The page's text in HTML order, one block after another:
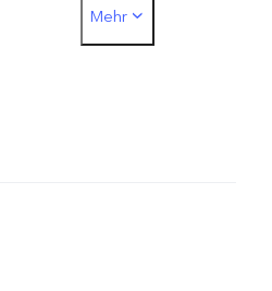
Ladegerät ausgerüstet
Mehr